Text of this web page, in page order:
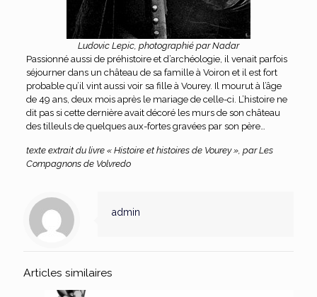
Ludovic Lepic, photographié par Nadar
Passionné aussi de préhistoire et d’archéologie, il venait parfois
séjourner dans un château de sa famille à Voiron et il est fort
probable qu’il vint aussi voir sa fille à Vourey. Il mourut à l’âge
de 49 ans, deux mois après le mariage de celle-ci. L’histoire ne
dit pas si cette dernière avait décoré les murs de son château
des tilleuls de quelques aux-fortes gravées par son père…
texte extrait du livre « Histoire et histoires de Vourey », par Les
Compagnons de Volvredo
admin
Articles similaires